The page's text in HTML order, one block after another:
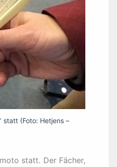
(Foto: Hetjens –
statt. Der Fächer,